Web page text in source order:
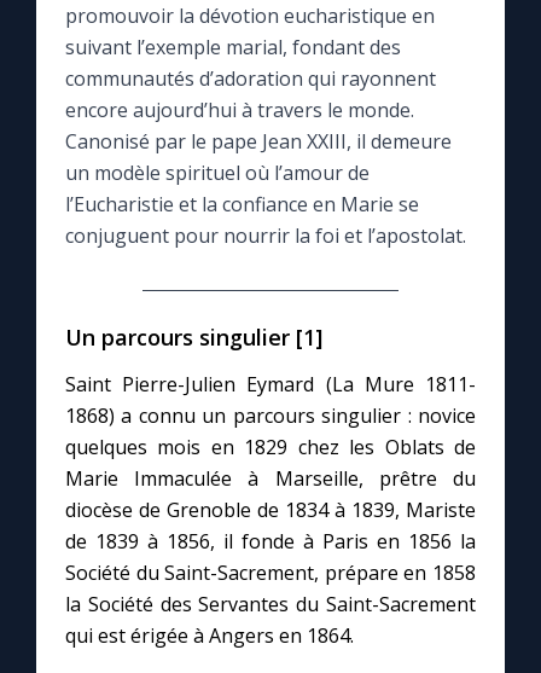
La vidéo de la semaine
Le compte Tiktok
Le magazine
Le site internet
Prier au quotidien
Avec Thérèse de Lisieux
L'Évangile chaque jour
Les premiers samedis du mois
Marie qui défait les nœuds
promouvoir la dévotion eucharistique en
suivant l’exemple marial, fondant des
communautés d’adoration qui rayonnent
encore aujourd’hui à travers le monde.
Canonisé par le pape Jean XXIII, il demeure
un modèle spirituel où l’amour de
l’Eucharistie et la confiance en Marie se
conjuguent pour nourrir la foi et l’apostolat.
Un parcours singulier [1]
Saint Pierre-Julien Eymard (La Mure 1811-
1868) a connu un parcours singulier : novice
quelques mois en 1829 chez les Oblats de
Marie Immaculée à Marseille, prêtre du
diocèse de Grenoble de 1834 à 1839, Mariste
de 1839 à 1856, il fonde à Paris en 1856 la
Société du Saint-Sacrement, prépare en 1858
la Société des Servantes du Saint-Sacrement
qui est érigée à Angers en 1864.